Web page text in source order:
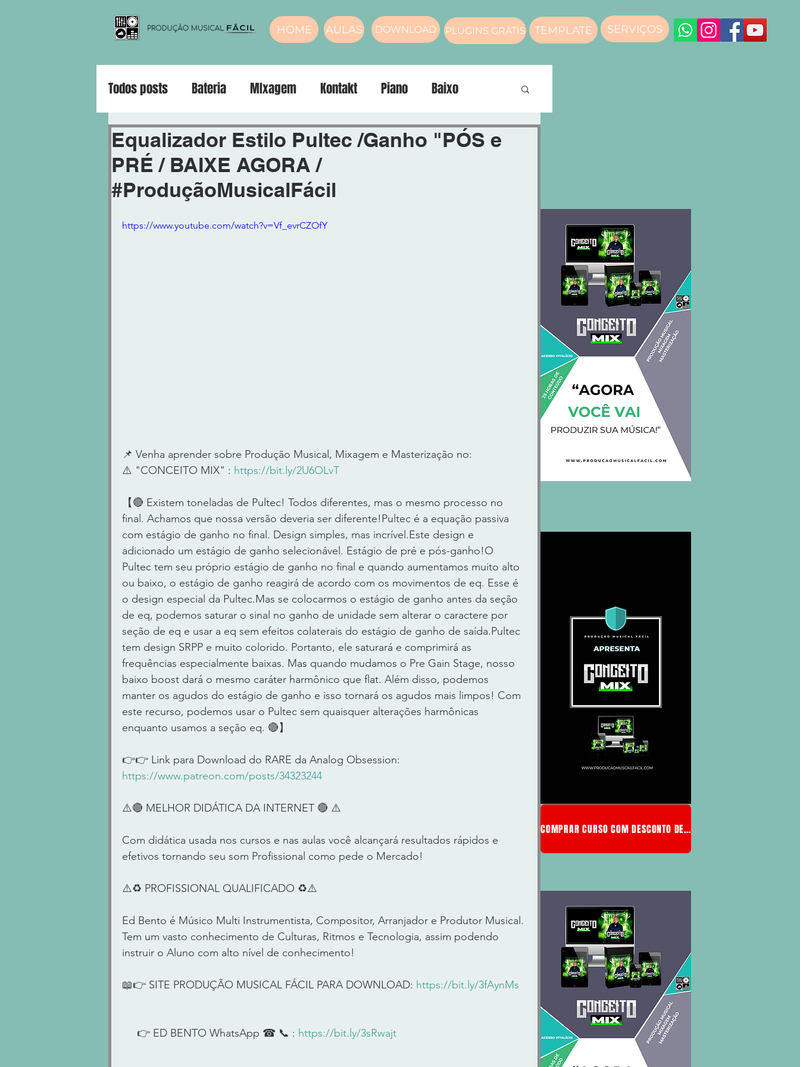
HOME AULAS DOWNLOAD PLUGINS GRÁTIS TEMPLATE SERVIÇOS
Todos posts Bateria MIxagem Kontakt Piano Baixo
Violão Guitarra Pianos compressor Masterização Voz
Equalizador Estilo Pultec /Ganho "PÓS e
PRÉ / BAIXE AGORA /
#ProduçãoMusicalFácil
https://www.youtube.com/watch?v=Vf_evrCZOfY
📌 Venha aprender sobre Produção Musical, Mixagem e Masterização no:
⚠️ "CONCEITO MIX" : https://bit.ly/2U6OLvT
【🔴 Existem toneladas de Pultec! Todos diferentes, mas o mesmo processo no
final. Achamos que nossa versão deveria ser diferente!Pultec é a equação passiva
com estágio de ganho no final. Design simples, mas incrível.Este design e
adicionado um estágio de ganho selecionável. Estágio de pré e pós-ganho!O
Pultec tem seu próprio estágio de ganho no final e quando aumentamos muito alto
ou baixo, o estágio de ganho reagirá de acordo com os movimentos de eq. Esse é
o design especial da Pultec.Mas se colocarmos o estágio de ganho antes da seção
de eq, podemos saturar o sinal no ganho de unidade sem alterar o caractere por
seção de eq e usar a eq sem efeitos colaterais do estágio de ganho de saída.Pultec
tem design SRPP e muito colorido. Portanto, ele saturará e comprimirá as
frequências especialmente baixas. Mas quando mudamos o Pre Gain Stage, nosso
baixo boost dará o mesmo caráter harmônico que flat. Além disso, podemos
manter os agudos do estágio de ganho e isso tornará os agudos mais limpos! Com
este recurso, podemos usar o Pultec sem quaisquer alterações harmônicas
enquanto usamos a seção eq. 🔴】
👉👉 Link para Download do RARE da Analog Obsession:
https://www.patreon.com/posts/34323244
⚠️🔴 MELHOR DIDÁTICA DA INTERNET 🔴 ⚠️
Com didática usada nos cursos e nas aulas você alcançará resultados rápidos e
efetivos tornando seu som Profissional como pede o Mercado!
⚠️♻️ PROFISSIONAL QUALIFICADO ♻️⚠️
Ed Bento é Músico Multi Instrumentista, Compositor, Arranjador e Produtor Musical.
Tem um vasto conhecimento de Culturas, Ritmos e Tecnologia, assim podendo
instruir o Aluno com alto nível de conhecimento!
📖👉 SITE PRODUÇÃO MUSICAL FÁCIL PARA DOWNLOAD: https://bit.ly/3fAynMs
     👉 ED BENTO WhatsApp ☎ 📞 :
https://bit.ly/3sRwajt
COMPRAR CURSO COM DESCONTO DE MEMBRO